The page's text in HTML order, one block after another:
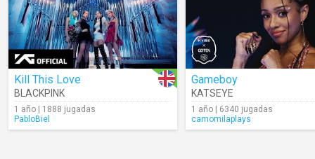
Kill This Love
BLACKPINK
1 año | 1888 jugadas
PabloBiel
Gameboy
KATSEYE
1 año | 6340 jugadas
camomilaplays